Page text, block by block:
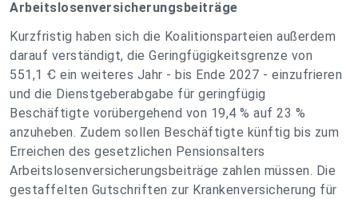
Arbeitslosenversicherungsbeiträge
Kurzfristig haben sich die Koalitionsparteien außerdem
darauf verständigt, die Geringfügigkeitsgrenze von
551,1 Ꞓ ein weiteres Jahr - bis Ende 2027 - einzufrieren
und die Dienstgeberabgabe für geringfügig
Beschäftigte vorübergehend von 19,4 % auf 23 %
anzuheben. Zudem sollen Beschäftigte künftig bis zum
Erreichen des gesetzlichen Pensionsalters
Arbeitslosenversicherungsbeiträge zahlen müssen. Die
gestaffelten Gutschriften zur Krankenversicherung für